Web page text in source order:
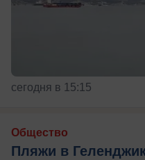
сегодня в 15:15
Общество
Пляжи в